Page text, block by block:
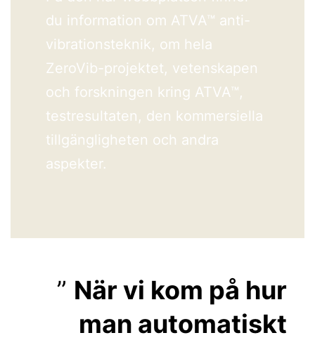
du information om ATVA™ anti-
vibrationsteknik, om hela
ZeroVib-projektet, vetenskapen
och forskningen kring ATVA™,
testresultaten, den kommersiella
tillgängligheten och andra
aspekter.
När vi kom på hur
man automatiskt